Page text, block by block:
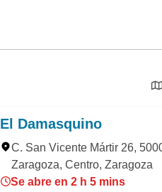
El Damasquino
C. San Vicente Mártir 26,
Zaragoza, Centro, Zaragoza
Se abre en 2 h 5 mins